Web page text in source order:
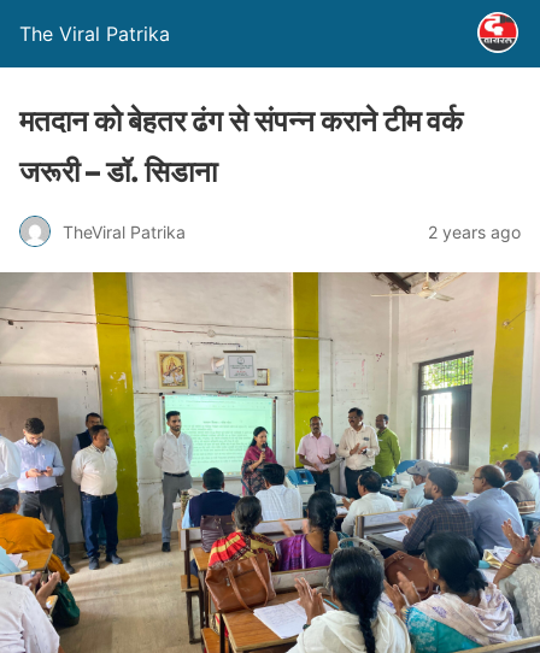
The Viral Patrika
मतदान को बेहतर ढंग से संपन्न कराने टीम वर्क
जरूरी – डॉ. सिडाना
TheViral Patrika 2 years ago